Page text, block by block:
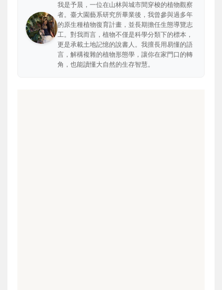
我是予晨，一位在山林與城市間穿梭的植物觀察
者。臺大園藝系研究所畢業後，我曾參與過多年
的原生種植物復育計畫，並長期擔任生態導覽志
工。對我而言，植物不僅是科學分類下的標本，
更是承載土地記憶的說書人。我擅長用易懂的語
言，解構複雜的植物形態學，讓你在家門口的轉
角，也能讀懂大自然的生存智慧。